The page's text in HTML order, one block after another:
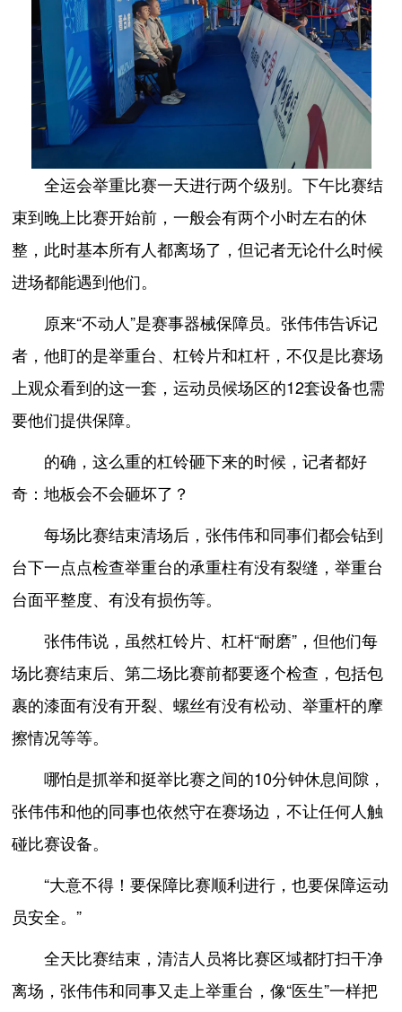
全运会举重比赛一天进行两个级别。下午比赛结
束到晚上比赛开始前，一般会有两个小时左右的休
整，此时基本所有人都离场了，但记者无论什么时候
进场都能遇到他们。
原来“不动人”是赛事器械保障员。张伟伟告诉记
者，他盯的是举重台、杠铃片和杠杆，不仅是比赛场
上观众看到的这一套，运动员候场区的12套设备也需
要他们提供保障。
的确，这么重的杠铃砸下来的时候，记者都好
奇：地板会不会砸坏了？
每场比赛结束清场后，张伟伟和同事们都会钻到
台下一点点检查举重台的承重柱有没有裂缝，举重台
台面平整度、有没有损伤等。
张伟伟说，虽然杠铃片、杠杆“耐磨”，但他们每
场比赛结束后、第二场比赛前都要逐个检查，包括包
裹的漆面有没有开裂、螺丝有没有松动、举重杆的摩
擦情况等等。
哪怕是抓举和挺举比赛之间的10分钟休息间隙，
张伟伟和他的同事也依然守在赛场边，不让任何人触
碰比赛设备。
“大意不得！要保障比赛顺利进行，也要保障运动
员安全。”
全天比赛结束，清洁人员将比赛区域都打扫干净
离场，张伟伟和同事又走上举重台，像“医生”一样把